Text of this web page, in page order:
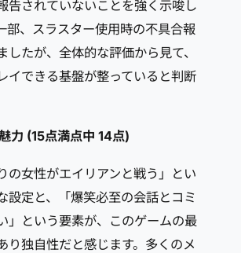
告されていないことを強く示唆し
部、スラスター使用時の不具合報
したが、全体的な評価から見て、
イできる基盤が整っていると判断
力 (15点満点中 14点)
の女性がエイリアンと戦う」とい
設定と、「爆笑必至の会話とコミ
」という要素が、このゲームの最
り独自性だと感じます。多くのメ